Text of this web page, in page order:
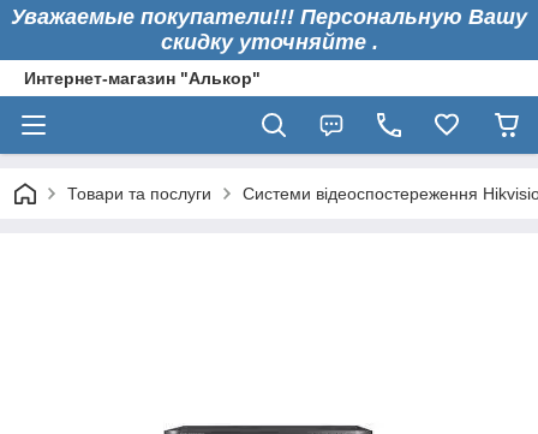
Уважаемые покупатели!!! Персональную Вашу
скидку уточняйте .
Интернет-магазин "Алькор"
Товари та послуги Системи відеоспостереження